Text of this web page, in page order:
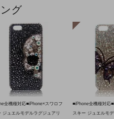
グ
全機種対応■iPhone×スワロフ
ジュエルモデルラグジュアリ
■iPhone全機種対応
スキー ジュエルモ